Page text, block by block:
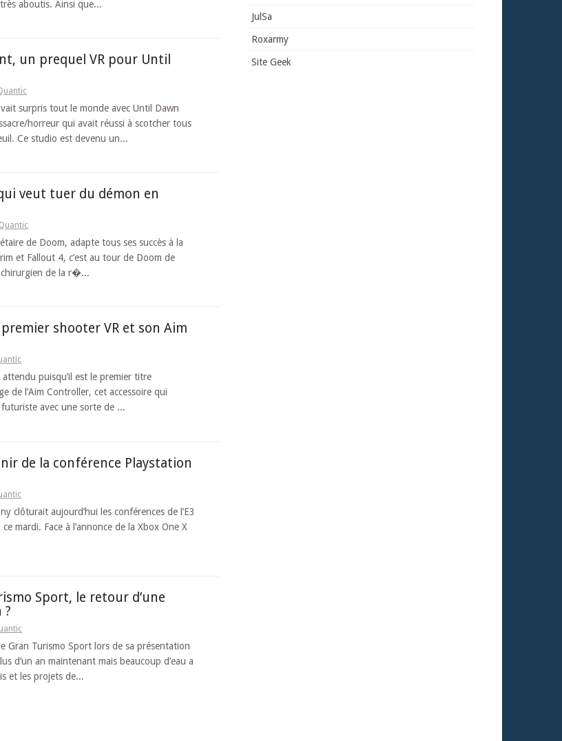
aboutis. Ainsi que...
un prequel VR pour Until
surpris tout le monde avec Until Dawn
horreur qui avait réussi à scotcher tous
Ce studio est devenu un...
veut tuer du démon en
Quantic
de Doom, adapte tous ses succès à la
et Fallout 4, c’est au tour de Doom de
de la r�...
shooter VR et son Aim
puisqu’il est le premier titre
de l’Aim Controller, cet accessoire qui
avec une sorte de ...
de la conférence Playstation
clôturait aujourd’hui les conférences de l’E3
mardi. Face à l’annonce de la Xbox One X
Sport, le retour d’une
?
Gran Turismo Sport lors de sa présentation
d’un an maintenant mais beaucoup d’eau a
et les projets de...
JulSa
Roxarmy
Site Geek